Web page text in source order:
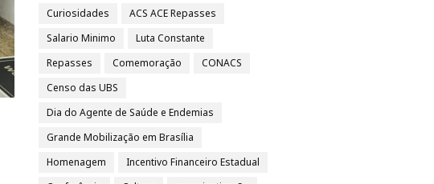
Curiosidades
ACS ACE Repasses
Salario Minimo
Luta Constante
Repasses
Comemoração
CONACS
Censo das UBS
Dia do Agente de Saúde e Endemias
Grande Mobilização em Brasília
Homenagem
Incentivo Financeiro Estadual